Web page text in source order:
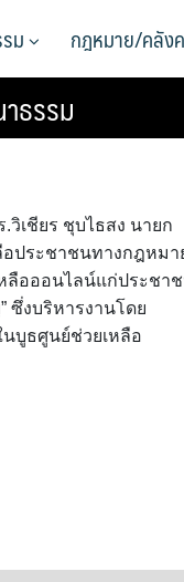
ม กฎหมาย/คลัง
ธรรม
เชียร ชุบไธสง นายก
ประชาชนทางกฎหมา
ลือออนไลน์แก่ประชา
ซึ่งบริหารงานโดย
บูธศูนย์ช่วยเหลือ